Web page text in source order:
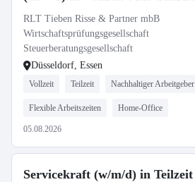
RLT Tieben Risse & Partner mbB
Wirtschaftsprüfungsgesellschaft
Steuerberatungsgesellschaft
Düsseldorf, Essen
Vollzeit Teilzeit Nachhaltiger Arbeitgeber
Flexible Arbeitszeiten Home-Office
05.08.2026
Servicekraft (w/m/d) in Teilzeit